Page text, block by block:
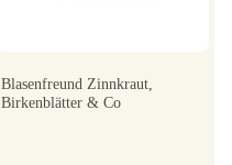
Blasenfreund Zinnkraut,
Birkenblätter & Co